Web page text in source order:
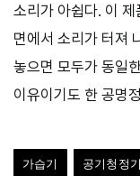
소리가 아쉽다. 이
면에서 소리가 터져
놓으면 모두가 동일
이유이기도 한 공명
가습기 공기청정기